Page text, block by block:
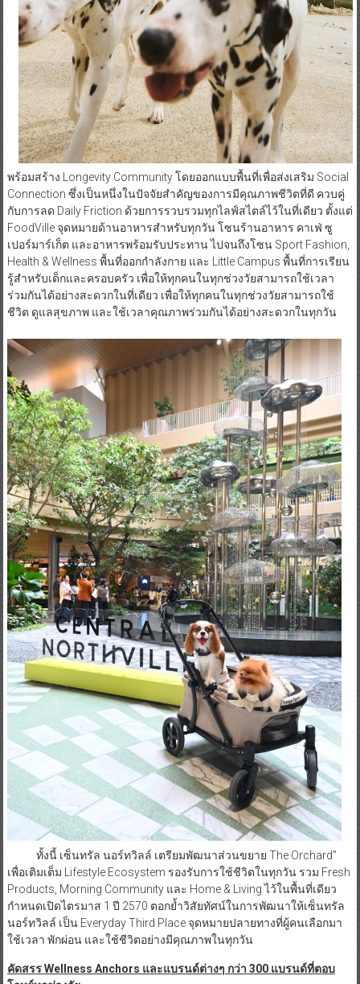
พร้อมสร้าง Longevity Community โดยออกแบบพื้นที่เพื่อส่งเสริม Social
Connection ซึ่งเป็นหนึ่งในปัจจัยสำคัญของการมีคุณภาพชีวิตที่ดี ควบคู่
กับการลด Daily Friction ด้วยการรวบรวมทุกไลฟ์สไตล์ไว้ในที่เดียว ตั้งแต่
FoodVille จุดหมายด้านอาหารสำหรับทุกวัน โซนร้านอาหาร คาเฟ่ ซู
เปอร์มาร์เก็ต และอาหารพร้อมรับประทาน ไปจนถึงโซน Sport Fashion,
Health & Wellness พื้นที่ออกกำลังกาย และ Little Campus พื้นที่การเรียน
รู้สำหรับเด็กและครอบครัว เพื่อให้ทุกคนในทุกช่วงวัยสามารถใช้เวลา
ร่วมกันได้อย่างสะดวกในที่เดียว เพื่อให้ทุกคนในทุกช่วงวัยสามารถใช้
ชีวิต ดูแลสุขภาพ และใช้เวลาคุณภาพร่วมกันได้อย่างสะดวกในทุกวัน
ทั้งนี้ เซ็นทรัล นอร์ทวิลล์ เตรียมพัฒนาส่วนขยาย The Orchard”
เพื่อเติมเต็ม Lifestyle Ecosystem รองรับการใช้ชีวิตในทุกวัน รวม Fresh
Products, Morning Community และ Home & Living ไว้ในพื้นที่เดียว
กำหนดเปิดไตรมาส 1 ปี 2570 ตอกย้ำวิสัยทัศน์ในการพัฒนาให้เซ็นทรัล
นอร์ทวิลล์ เป็น Everyday Third Place จุดหมายปลายทางที่ผู้คนเลือกมา
ใช้เวลา พักผ่อน และใช้ชีวิตอย่างมีคุณภาพในทุกวัน
คัดสรรWellness Anchors และแบรนด์ต่างๆ กว่า 300 แบรนด์ที่ตอบ